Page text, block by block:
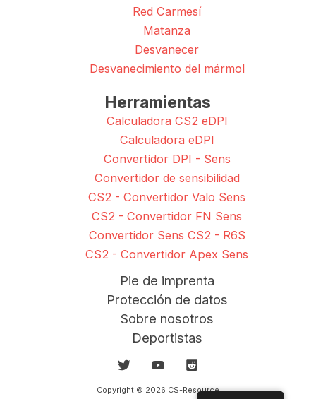
Red Carmesí
Matanza
Desvanecer
Desvanecimiento del mármol
Herramientas
Calculadora CS2 eDPI
Calculadora eDPI
Convertidor DPI - Sens
Convertidor de sensibilidad
CS2 - Convertidor Valo Sens
CS2 - Convertidor FN Sens
Convertidor Sens CS2 - R6S
CS2 - Convertidor Apex Sens
Pie de imprenta
Protección de datos
Sobre nosotros
Deportistas
Copyright © 2026 CS-Resource